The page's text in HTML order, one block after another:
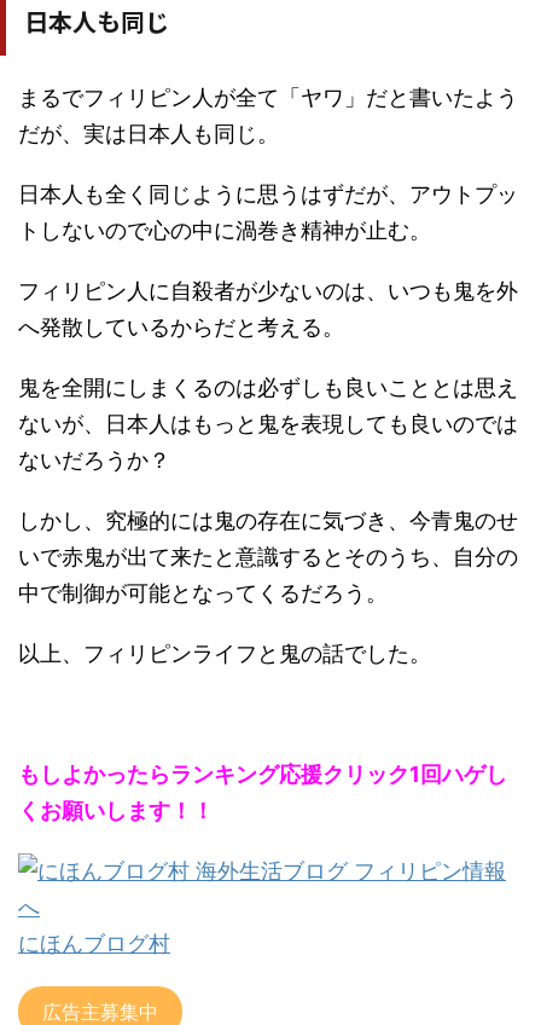
日本人も同じ
まるでフィリピン人が全て「ヤワ」だと書いたよう
だが、実は日本人も同じ。
日本人も全く同じように思うはずだが、アウトプッ
トしないので心の中に渦巻き精神が止む。
フィリピン人に自殺者が少ないのは、いつも鬼を外
へ発散しているからだと考える。
鬼を全開にしまくるのは必ずしも良いこととは思え
ないが、日本人はもっと鬼を表現しても良いのでは
ないだろうか？
しかし、究極的には鬼の存在に気づき、今青鬼のせ
いで赤鬼が出て来たと意識するとそのうち、自分の
中で制御が可能となってくるだろう。
以上、フィリピンライフと鬼の話でした。
もしよかったらランキング応援クリック1回ハゲし
くお願いします！！
にほんブログ村
広告主募集中